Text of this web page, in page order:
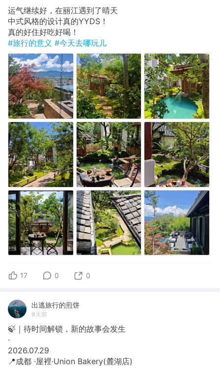
运气继续好，在丽江遇到了晴天
​中式风格的设计真的YYDS！
​真的好住好吃好喝！
#旅行的意义 #今天去哪玩儿
17 0 0
出逃旅行的煎饼
9天前
🍃｜待时间解锁，新的故事会发生
​·
​2026.07.29
​📍成都 ·屋裡·Union Bakery(麓湖店)